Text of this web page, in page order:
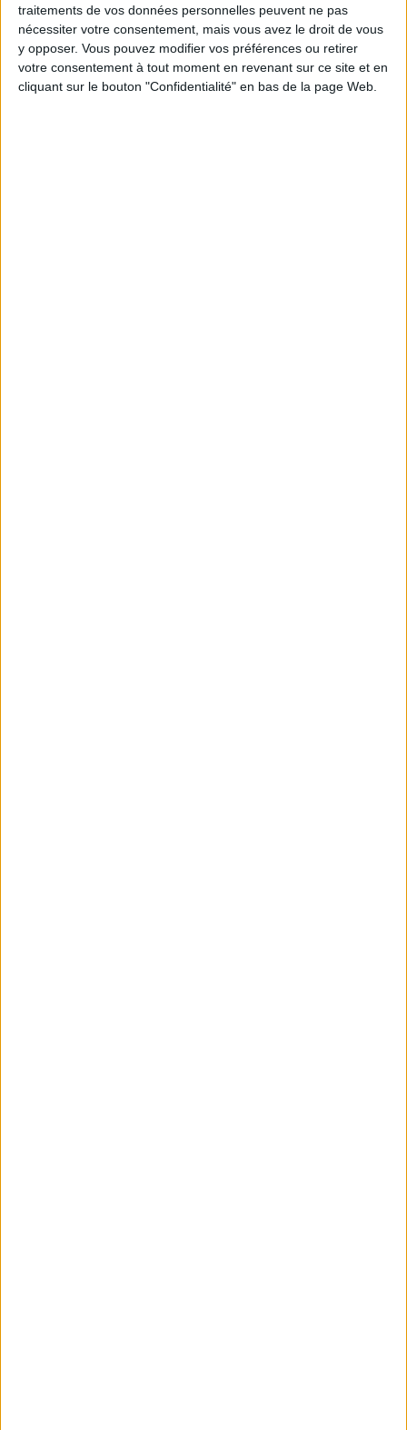
traitements de vos données personnelles peuvent ne pas
nécessiter votre consentement, mais vous avez le droit de vous
y opposer. Vous pouvez modifier vos préférences ou retirer
votre consentement à tout moment en revenant sur ce site et en
cliquant sur le bouton "Confidentialité" en bas de la page Web.
THE BEST HOTELS FOR A SPA AND GASTRONOMY WEEKEND